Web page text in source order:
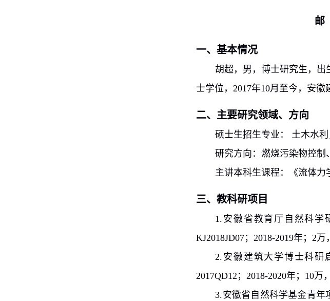
邮
一、基本情况
胡超，男，博士研究生，出
士学位， 2017年10月至今，安徽
二、主要研究领域、方向
硕士生招生专业： 土木水
研究方向：燃烧污染物控制
主讲本科生课程：《流体
三、教科研项目
1. 安徽省教育厅自然科学
KJ2018JD07； 2018-2019年； 2万
2. 安徽建筑大学博士科研
2017QD12 ； 2018-2020年； 10万
3.安徽省自然科学基金青年